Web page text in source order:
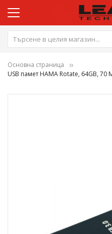
Основна страница
USB памет HAMA Rotate, 64GB,